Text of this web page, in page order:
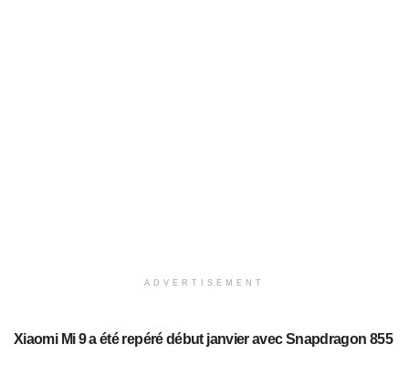
ADVERTISEMENT
Xiaomi Mi 9 a été repéré début janvier avec Snapdragon 855